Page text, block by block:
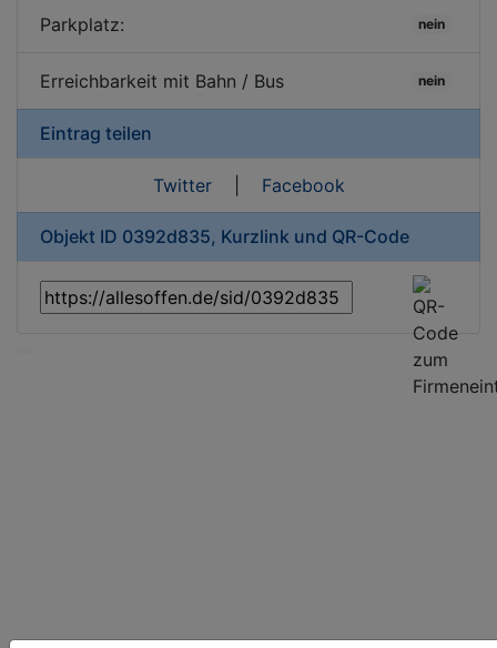
Parkplatz: nein
Erreichbarkeit mit Bahn / Bus nein
Eintrag teilen
Twitter| Facebook
Objekt ID 0392d835, Kurzlink und QR-Code